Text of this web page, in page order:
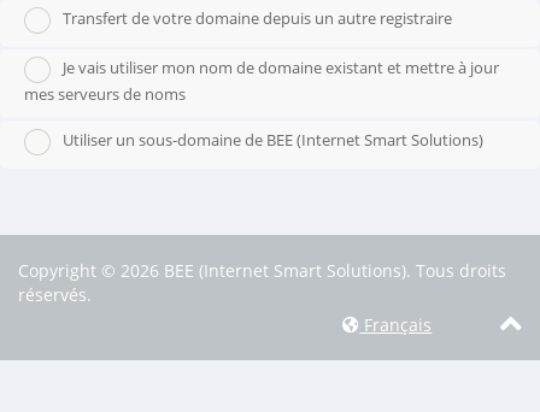
Transfert de votre domaine depuis un autre registraire
Je vais utiliser mon nom de domaine existant et mettre à jour
mes serveurs de noms
Utiliser un sous-domaine de BEE (Internet Smart Solutions)
Copyright © 2026 BEE (Internet Smart Solutions). Tous droits
réservés.
Français